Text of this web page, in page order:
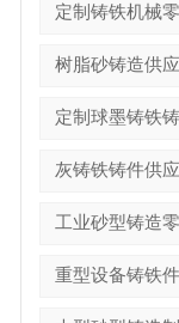
定制铸铁机械
树脂砂铸造供
定制球墨铸铁
灰铸铁铸件供
工业砂型铸造
重型设备铸铁